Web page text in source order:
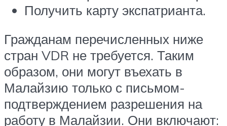
Получить карту экспатрианта.
Гражданам перечисленных ниже
стран VDR не требуется. Таким
образом, они могут въехать в
Малайзию только с письмом-
подтверждением разрешения на
работу в Малайзии. Они включают: